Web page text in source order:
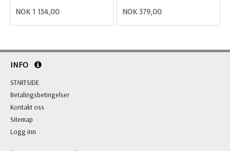
NOK 1 154,00 NOK 379,00
INFO
STARTSIDE
Betalingsbetingelser
Kontakt oss
Sitemap
Logg inn